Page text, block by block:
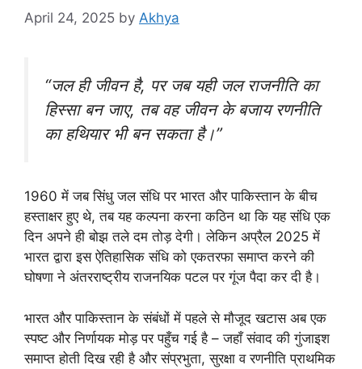
April 24, 2025 by Akhya
“जल ही जीवन है, पर जब यही जल राजनीति का
हिस्सा बन जाए, तब वह जीवन के बजाय रणनीति
का हथियार भी बन सकता है।”
1960 में जब सिंधु जल संधि पर भारत और पाकिस्तान के बीच
हस्ताक्षर हुए थे, तब यह कल्पना करना कठिन था कि यह संधि एक
दिन अपने ही बोझ तले दम तोड़ देगी। लेकिन अप्रैल 2025 में
भारत द्वारा इस ऐतिहासिक संधि को एकतरफा समाप्त करने की
घोषणा ने अंतरराष्ट्रीय राजनयिक पटल पर गूंज पैदा कर दी है।
भारत और पाकिस्तान के संबंधों में पहले से मौजूद खटास अब एक
स्पष्ट और निर्णायक मोड़ पर पहुँच गई है – जहाँ संवाद की गुंजाइश
समाप्त होती दिख रही है और संप्रभुता, सुरक्षा व रणनीति प्राथमिक